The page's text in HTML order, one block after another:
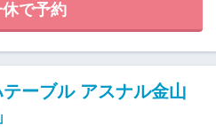
で予約
ーブル アスナル金山